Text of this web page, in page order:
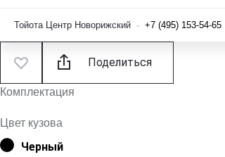
Тойота Центр Новорижский · +7 (495) 153-54-65
Поделиться
Комплектация
Цвет кузова
Черный